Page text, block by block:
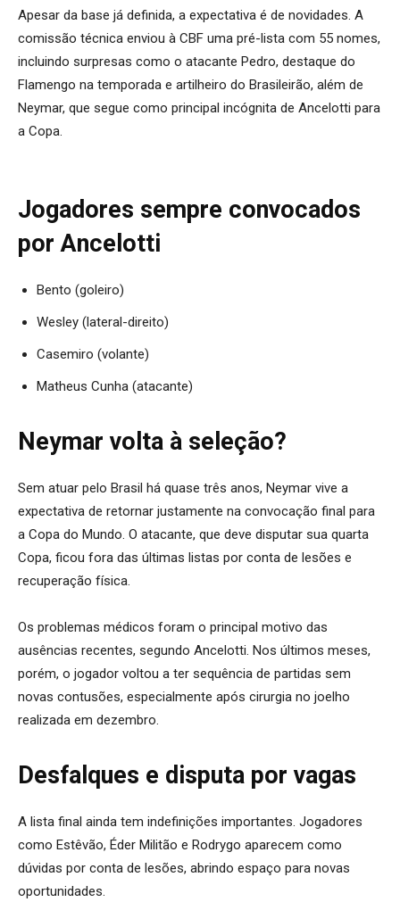
Apesar da base já definida, a expectativa é de novidades. A
comissão técnica enviou à CBF uma pré-lista com 55 nomes,
incluindo surpresas como o atacante Pedro, destaque do
Flamengo na temporada e artilheiro do Brasileirão, além de
Neymar, que segue como principal incógnita de Ancelotti para
a Copa.
Jogadores sempre convocados
por Ancelotti
Bento (goleiro)
Wesley (lateral-direito)
Casemiro (volante)
Matheus Cunha (atacante)
Neymar volta à seleção?
Sem atuar pelo Brasil há quase três anos, Neymar vive a
expectativa de retornar justamente na convocação final para
a Copa do Mundo. O atacante, que deve disputar sua quarta
Copa, ficou fora das últimas listas por conta de lesões e
recuperação física.
Os problemas médicos foram o principal motivo das
ausências recentes, segundo Ancelotti. Nos últimos meses,
porém, o jogador voltou a ter sequência de partidas sem
novas contusões, especialmente após cirurgia no joelho
realizada em dezembro.
Desfalques e disputa por vagas
A lista final ainda tem indefinições importantes. Jogadores
como Estêvão, Éder Militão e Rodrygo aparecem como
dúvidas por conta de lesões, abrindo espaço para novas
oportunidades.